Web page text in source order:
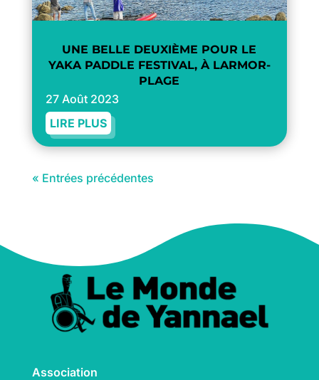
UNE BELLE DEUXIÈME POUR LE
YAKA PADDLE FESTIVAL, À LARMOR-
PLAGE
27 Août 2023
LIRE PLUS
« Entrées précédentes
Association